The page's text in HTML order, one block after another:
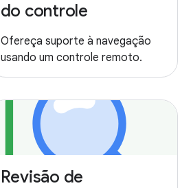
do controle
Ofereça suporte à navegação
usando um controle remoto.
Revisão de